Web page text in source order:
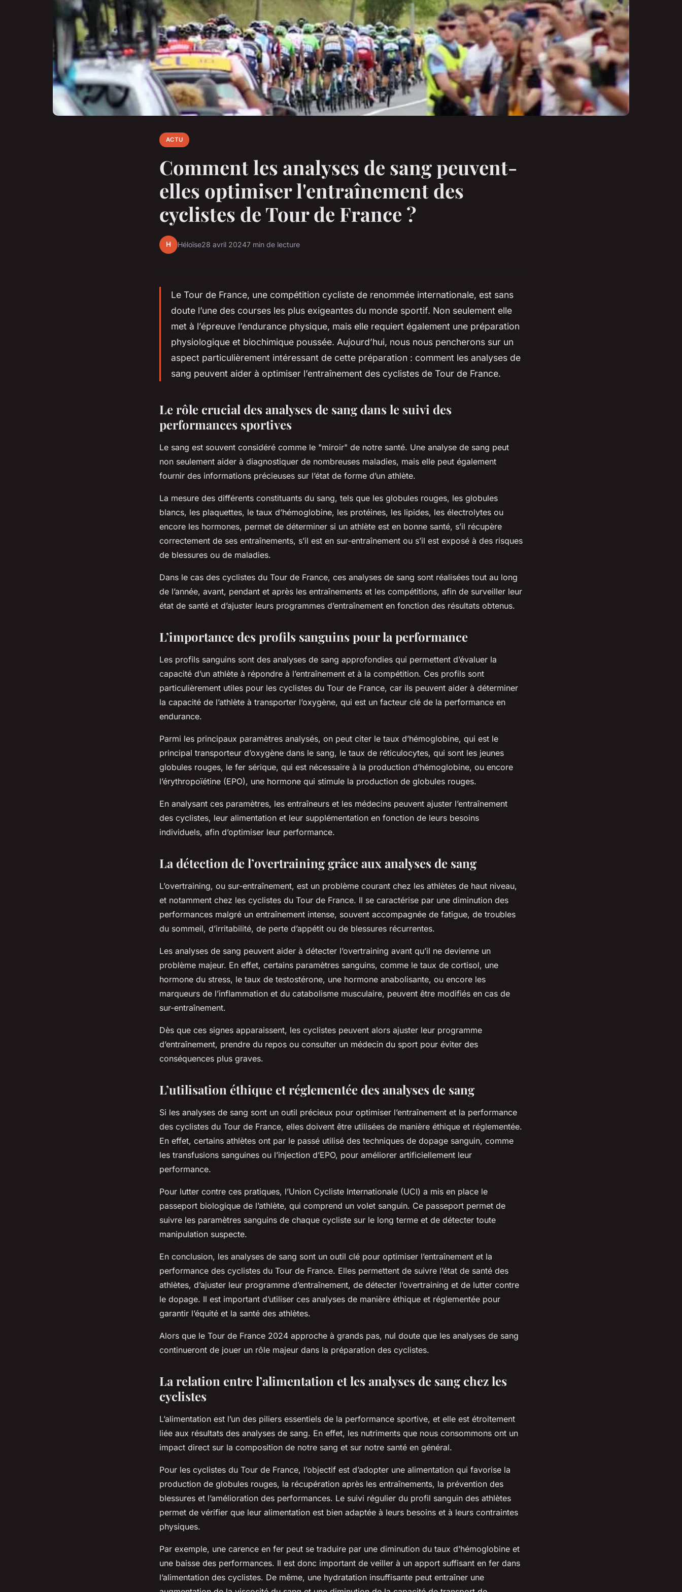
ACTU
Comment les analyses de sang peuvent-
elles optimiser l'entraînement des
cyclistes de Tour de France ?
H Héloïse28 avril 20247 min de lecture
Le Tour de France, une compétition cycliste de renommée internationale, est sans
doute l’une des courses les plus exigeantes du monde sportif. Non seulement elle
met à l’épreuve l’endurance physique, mais elle requiert également une préparation
physiologique et biochimique poussée. Aujourd’hui, nous nous pencherons sur un
aspect particulièrement intéressant de cette préparation : comment les analyses de
sang peuvent aider à optimiser l’entraînement des cyclistes de Tour de France.
Le rôle crucial des analyses de sang dans le suivi des
performances sportives
Le sang est souvent considéré comme le "miroir" de notre santé. Une analyse de sang peut
non seulement aider à diagnostiquer de nombreuses maladies, mais elle peut également
fournir des informations précieuses sur l’état de forme d’un athlète.
La mesure des différents constituants du sang, tels que les globules rouges, les globules
blancs, les plaquettes, le taux d’hémoglobine, les protéines, les lipides, les électrolytes ou
encore les hormones, permet de déterminer si un athlète est en bonne santé, s’il récupère
correctement de ses entraînements, s’il est en sur-entraînement ou s’il est exposé à des risques
de blessures ou de maladies.
Dans le cas des cyclistes du Tour de France, ces analyses de sang sont réalisées tout au long
de l’année, avant, pendant et après les entraînements et les compétitions, afin de surveiller leur
état de santé et d’ajuster leurs programmes d’entraînement en fonction des résultats obtenus.
L’importance des profils sanguins pour la performance
Les profils sanguins sont des analyses de sang approfondies qui permettent d’évaluer la
capacité d’un athlète à répondre à l’entraînement et à la compétition. Ces profils sont
particulièrement utiles pour les cyclistes du Tour de France, car ils peuvent aider à déterminer
la capacité de l’athlète à transporter l’oxygène, qui est un facteur clé de la performance en
endurance.
Parmi les principaux paramètres analysés, on peut citer le taux d’hémoglobine, qui est le
principal transporteur d’oxygène dans le sang, le taux de réticulocytes, qui sont les jeunes
globules rouges, le fer sérique, qui est nécessaire à la production d’hémoglobine, ou encore
l’érythropoïétine (EPO), une hormone qui stimule la production de globules rouges.
En analysant ces paramètres, les entraîneurs et les médecins peuvent ajuster l’entraînement
des cyclistes, leur alimentation et leur supplémentation en fonction de leurs besoins
individuels, afin d’optimiser leur performance.
La détection de l’overtraining grâce aux analyses de sang
L’overtraining, ou sur-entraînement, est un problème courant chez les athlètes de haut niveau,
et notamment chez les cyclistes du Tour de France. Il se caractérise par une diminution des
performances malgré un entraînement intense, souvent accompagnée de fatigue, de troubles
du sommeil, d’irritabilité, de perte d’appétit ou de blessures récurrentes.
Les analyses de sang peuvent aider à détecter l’overtraining avant qu’il ne devienne un
problème majeur. En effet, certains paramètres sanguins, comme le taux de cortisol, une
hormone du stress, le taux de testostérone, une hormone anabolisante, ou encore les
marqueurs de l’inflammation et du catabolisme musculaire, peuvent être modifiés en cas de
sur-entraînement.
Dès que ces signes apparaissent, les cyclistes peuvent alors ajuster leur programme
d’entraînement, prendre du repos ou consulter un médecin du sport pour éviter des
conséquences plus graves.
L’utilisation éthique et réglementée des analyses de sang
Si les analyses de sang sont un outil précieux pour optimiser l’entraînement et la performance
des cyclistes du Tour de France, elles doivent être utilisées de manière éthique et réglementée.
En effet, certains athlètes ont par le passé utilisé des techniques de dopage sanguin, comme
les transfusions sanguines ou l’injection d’EPO, pour améliorer artificiellement leur
performance.
Pour lutter contre ces pratiques, l’Union Cycliste Internationale (UCI) a mis en place le
passeport biologique de l’athlète, qui comprend un volet sanguin. Ce passeport permet de
suivre les paramètres sanguins de chaque cycliste sur le long terme et de détecter toute
manipulation suspecte.
En conclusion, les analyses de sang sont un outil clé pour optimiser l’entraînement et la
performance des cyclistes du Tour de France. Elles permettent de suivre l’état de santé des
athlètes, d’ajuster leur programme d’entraînement, de détecter l’overtraining et de lutter contre
le dopage. Il est important d’utiliser ces analyses de manière éthique et réglementée pour
garantir l’équité et la santé des athlètes.
Alors que le Tour de France 2024 approche à grands pas, nul doute que les analyses de sang
continueront de jouer un rôle majeur dans la préparation des cyclistes.
La relation entre l’alimentation et les analyses de sang chez les
cyclistes
L’alimentation est l’un des piliers essentiels de la performance sportive, et elle est étroitement
liée aux résultats des analyses de sang. En effet, les nutriments que nous consommons ont un
impact direct sur la composition de notre sang et sur notre santé en général.
Pour les cyclistes du Tour de France, l’objectif est d’adopter une alimentation qui favorise la
production de globules rouges, la récupération après les entraînements, la prévention des
blessures et l’amélioration des performances. Le suivi régulier du profil sanguin des athlètes
permet de vérifier que leur alimentation est bien adaptée à leurs besoins et à leurs contraintes
physiques.
Par exemple, une carence en fer peut se traduire par une diminution du taux d’hémoglobine et
une baisse des performances. Il est donc important de veiller à un apport suffisant en fer dans
l’alimentation des cyclistes. De même, une hydratation insuffisante peut entraîner une